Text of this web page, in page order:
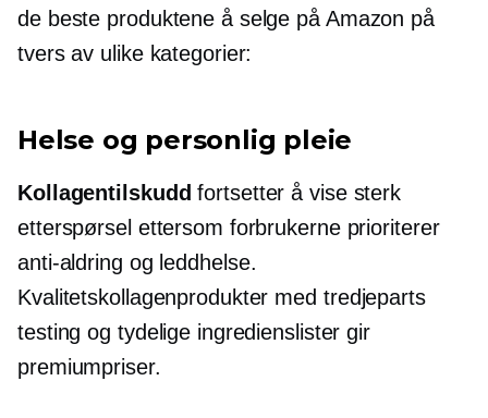
de beste produktene å selge på Amazon på
tvers av ulike kategorier:
Helse og personlig pleie
Kollagentilskudd fortsetter å vise sterk
etterspørsel ettersom forbrukerne prioriterer
anti-aldring og leddhelse.
Kvalitetskollagenprodukter med tredjeparts
testing og tydelige ingredienslister gir
premiumpriser.